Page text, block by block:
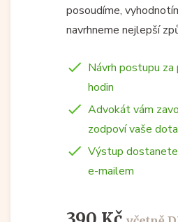
posoudíme,
navrhneme nejlepší
Návrh postupu
hodin
Advokát vám
zodpoví vaše
Výstup
e-mailem